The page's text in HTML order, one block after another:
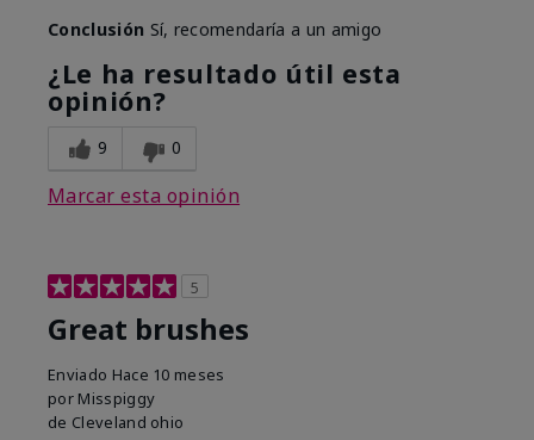
Conclusión Sí, recomendaría a un amigo
¿Le ha resultado útil esta
opinión?
9 0
Marcar esta opinión
5
Great brushes
Enviado Hace 10 meses
por Misspiggy
de Cleveland ohio